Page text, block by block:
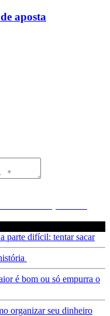
aposta
parte difícil: tentar sacar
é bom ou só empurra o
organizar seu dinheiro